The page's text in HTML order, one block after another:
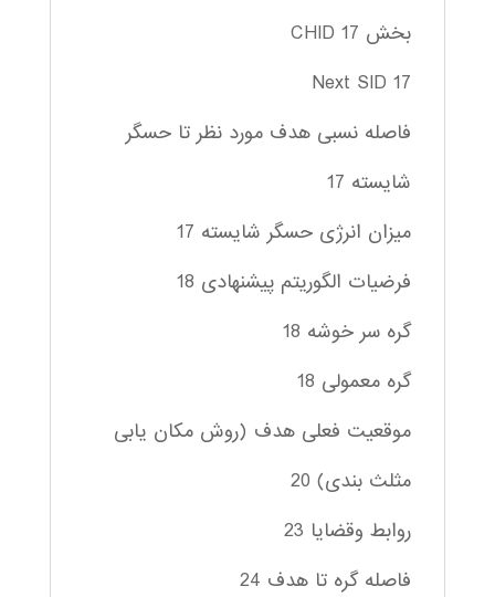
بخش CHID 17
Next SID 17
فاصله نسبی هدف مورد نظر تا حسگر
شایسته 17
میزان انرژی حسگر شایسته 17
فرضیات الگوریتم پیشنهادی 18
گره سر خوشه 18
گره معمولی 18
موقعیت فعلی هدف (روش مکان یابی
مثلث بندی) 20
روابط وقضایا 23
فاصله گره تا هدف 24